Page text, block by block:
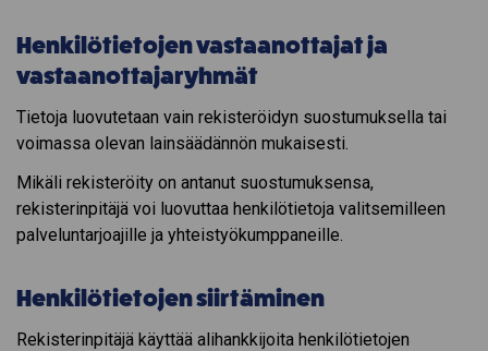
Henkilötietojen vastaanottajat ja
vastaanottajaryhmät
Tietoja luovutetaan vain rekisteröidyn suostumuksella tai
voimassa olevan lainsäädännön mukaisesti.
Mikäli rekisteröity on antanut suostumuksensa,
rekisterinpitäjä voi luovuttaa henkilötietoja valitsemilleen
palveluntarjoajille ja yhteistyökumppaneille.
Henkilötietojen siirtäminen
Rekisterinpitäjä käyttää alihankkijoita henkilötietojen